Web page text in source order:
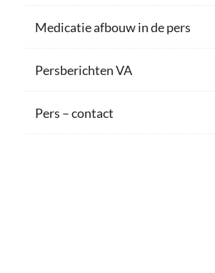
Medicatie afbouw in de pers
Persberichten VA
Pers – contact